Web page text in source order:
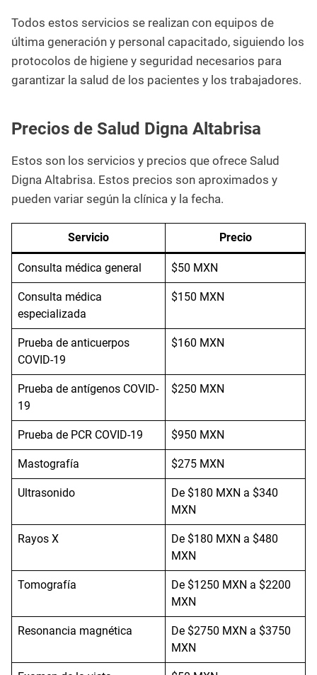
Todos estos servicios se realizan con equipos de
última generación y personal capacitado, siguiendo los
protocolos de higiene y seguridad necesarios para
garantizar la salud de los pacientes y los trabajadores.
Precios de Salud Digna Altabrisa
Estos son los servicios y precios que ofrece Salud
Digna Altabrisa. Estos precios son aproximados y
pueden variar según la clínica y la fecha.
Servicio Precio
Consulta médica general $50 MXN
Consulta médica
especializada
$150 MXN
Prueba de anticuerpos
COVID-19
$160 MXN
Prueba de antígenos COVID-
19
$250 MXN
Prueba de PCR COVID-19 $950 MXN
Mastografía $275 MXN
Ultrasonido
De $180 MXN a $340
MXN
Rayos X
De $180 MXN a $480
MXN
Tomografía
De $1250 MXN a $2200
MXN
Resonancia magnética
De $2750 MXN a $3750
MXN